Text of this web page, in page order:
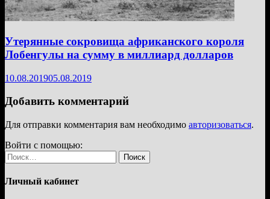
Утерянные сокровища африканского короля
Лобенгулы на сумму в миллиард долларов
10.08.201905.08.2019
Добавить комментарий
Для отправки комментария вам необходимо авторизоваться.
Войти с помощью:
Найти:
Личный кабинет